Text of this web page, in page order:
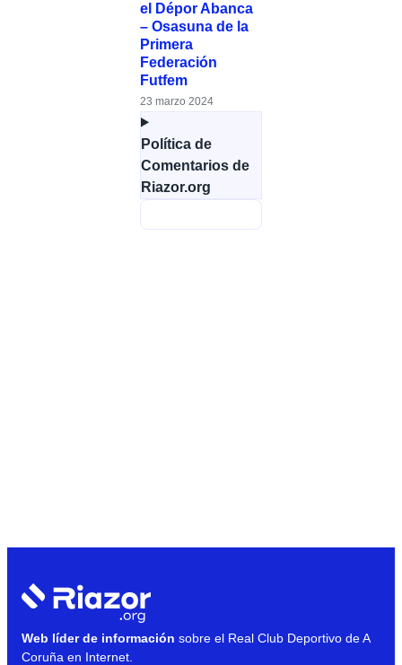
el Dépor Abanca
– Osasuna de la
Primera
Federación
Futfem
23 marzo 2024
Política de
Comentarios de
Riazor.org
Web líder de información sobre el Real Club Deportivo de A
Coruña en Internet.